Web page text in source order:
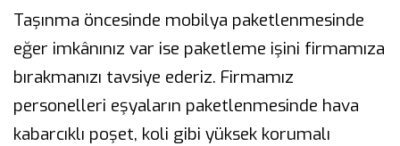
Taşınma öncesinde mobilya paketlenmesinde
eğer imkânınız var ise paketleme işini firmamıza
bırakmanızı tavsiye ederiz. Firmamız
personelleri eşyaların paketlenmesinde hava
kabarcıklı poşet, koli gibi yüksek korumalı